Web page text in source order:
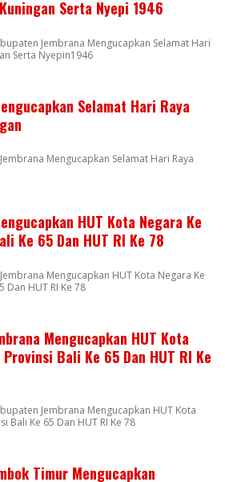
Serta Nyepi 1946
Jembrana Mengucapkan Selamat Hari
Serta Nyepin1946
Selamat Hari Raya
Mengucapkan Selamat Hari Raya
HUT Kota Negara Ke
Ke 65 Dan HUT RI Ke 78
Mengucapkan HUT Kota Negara Ke
Dan HUT RI Ke 78
Mengucapkan HUT Kota
Bali Ke 65 Dan HUT RI Ke
Jembrana Mengucapkan HUT Kota
Bali Ke 65 Dan HUT RI Ke 78
Timur Mengucapkan